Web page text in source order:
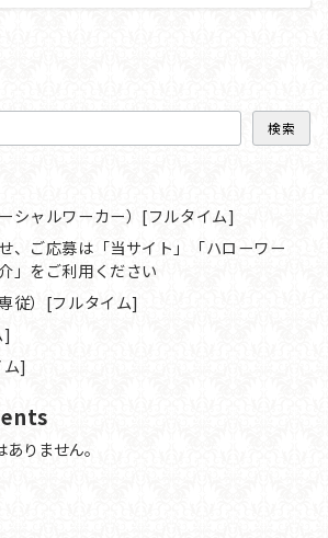
検索
シャルワーカー）[フルタイム]
、ご応募は「当サイト」「ハローワー
」をご利用ください
従）[フルタイム]
]
]
りません。